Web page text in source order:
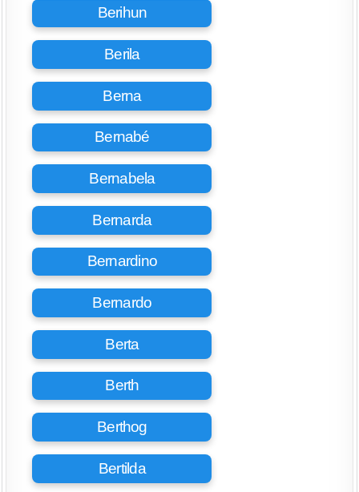
Berihun
Berila
Berna
Bernabé
Bernabela
Bernarda
Bernardino
Bernardo
Berta
Berth
Berthog
Bertilda